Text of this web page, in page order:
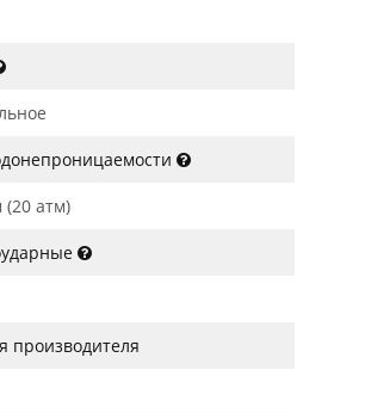
(20 атм)
производителя